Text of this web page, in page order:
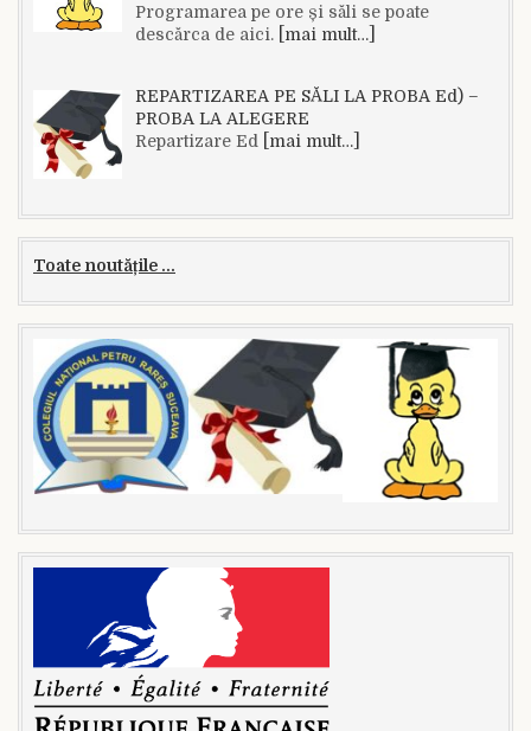
Programarea pe ore și săli se poate
descărca de aici.[mai mult…]
REPARTIZAREA PE SĂLI LA PROBA Ed) –
PROBA LA ALEGERE
Repartizare Ed
[mai mult…]
Toate noutățile ...